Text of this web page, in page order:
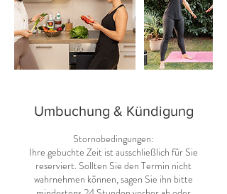
Umbuchung & Kündigung
Stornobedingungen:
Ihre gebuchte Zeit ist ausschließlich für Sie
reserviert. Sollten Sie den Termin nicht
wahrnehmen können, sagen Sie ihn bitte